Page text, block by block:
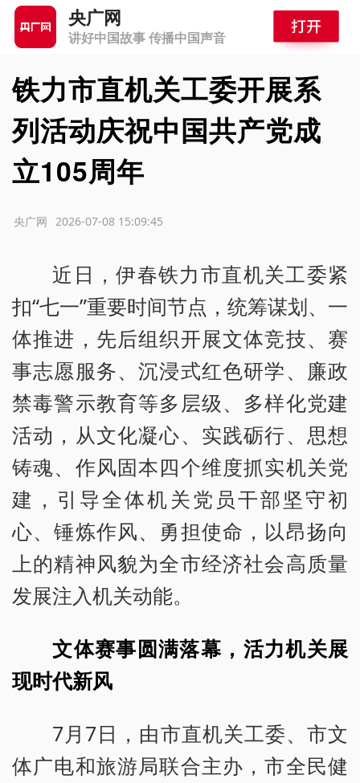
央广网
讲好中国故事 传播中国声音
铁力市直机关工委开展系
列活动庆祝中国共产党成
立105周年
2026-07-08 15:09:45
央广网
近日，伊春铁力市直机关工委紧
扣“七一”重要时间节点，统筹谋划、一
体推进，先后组织开展文体竞技、赛
事志愿服务、沉浸式红色研学、廉政
禁毒警示教育等多层级、多样化党建
活动，从文化凝心、实践砺行、思想
铸魂、作风固本四个维度抓实机关党
建，引导全体机关党员干部坚守初
心、锤炼作风、勇担使命，以昂扬向
上的精神风貌为全市经济社会高质量
发展注入机关动能。
文体赛事圆满落幕，活力机关展
现时代新风
7月7日，由市直机关工委、市文
体广电和旅游局联合主办，市全民健